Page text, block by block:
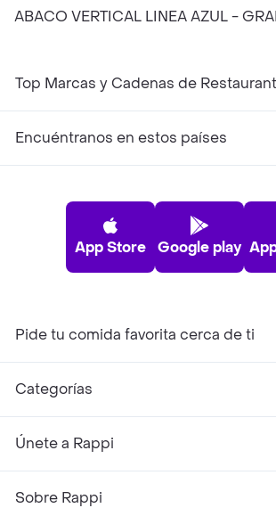
ABACO VERTICAL LINEA AZUL -
Top Marcas y Cadenas de
Encuéntranos en estos países
App Store Google play
Pide tu comida favorita cerca de ti
Categorías
Únete a Rappi
Sobre Rappi